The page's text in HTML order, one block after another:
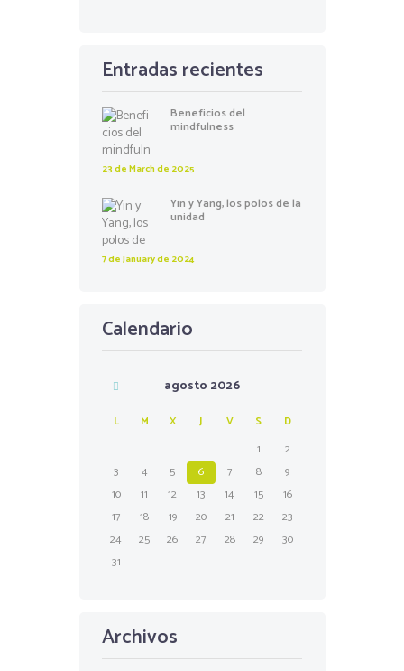
Entradas recientes
Beneficios del
mindfulness
23 de March de 2025
Yin y Yang, los polos de la
unidad
7 de January de 2024
Calendario
agosto 2026
L M X J V S D
1
2
3
4 5 6 7 8
9
10
11 12 13 14 15
16
17
18 19 20 21 22
23
24
25 26 27 28 29
30
31
Archivos